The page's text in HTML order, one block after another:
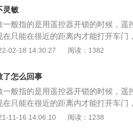
按下遥控器的时候遥控器指示灯会
现这个问题后首先要做的就是更换电
不灵敏，这情况下需要更换新的遥控
路，导致接收器无法远距离接收到信
了有信号干扰源的附近，造成的遥
灵敏
一般指的是用遥控器开锁的时候，遥
在只能在很近的距离内才能打开车门
开车门。这种情况会有以下几种原因
按下遥控器的时候遥控器指示灯会
现这个问题后首先要做的就是更换电
不灵敏，这情况下需要更换新的遥控
路，导致接收器无法远距离接收到信
了有信号干扰源的附近，造成的遥
02-18 14:30:27 阅读：1382
了怎么回事
一般指的是用遥控器开锁的时候，遥
在只能在很近的距离内才能打开车门
开车门。这种情况会有以下几种原因
11-16 14:06:10 阅读：1238